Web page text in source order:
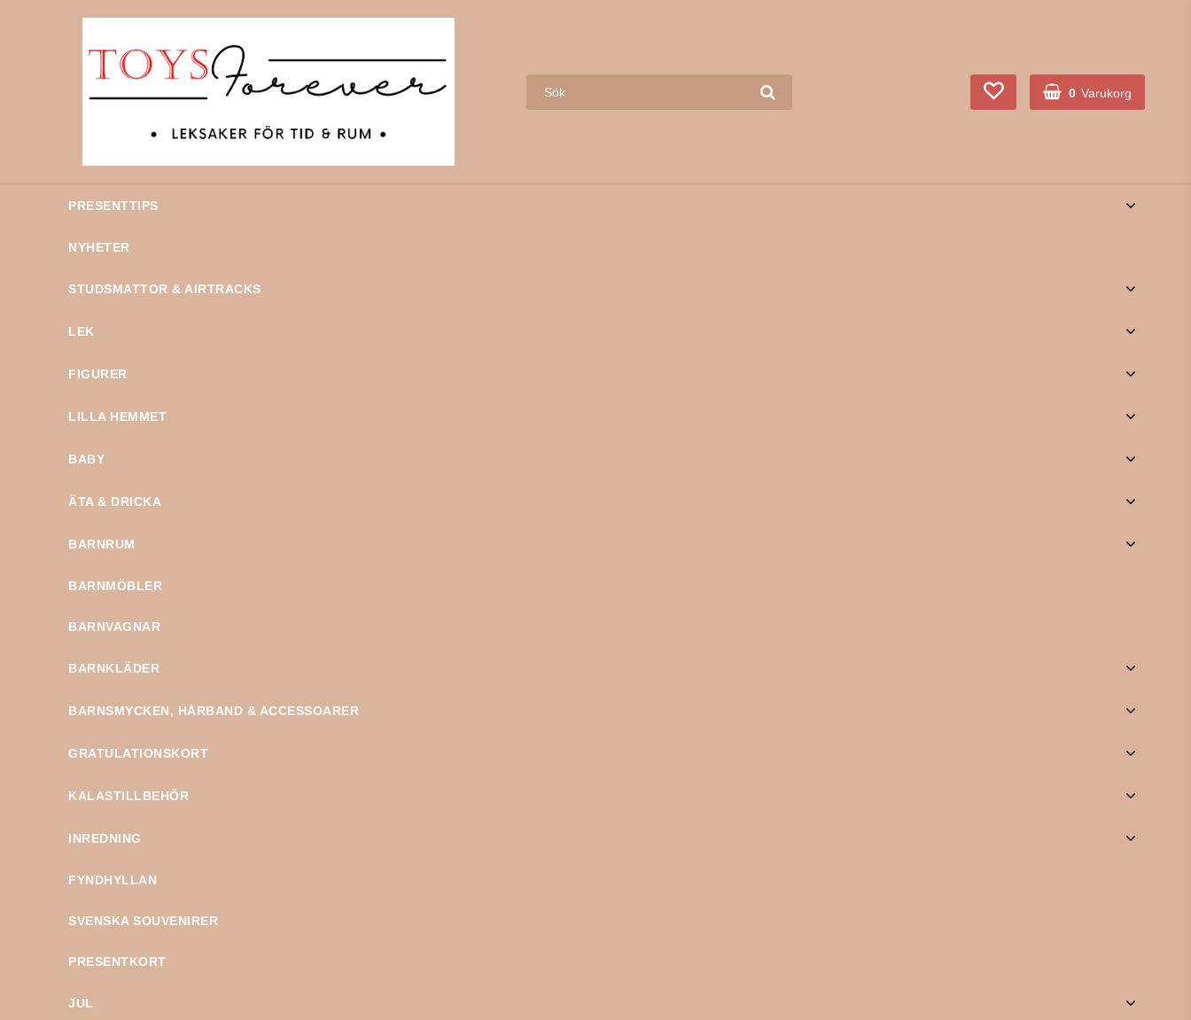
0 Varukorg
PRESENTTIPS
NYHETER
STUDSMATTOR & AIRTRACKS
LEK
FIGURER
LILLA HEMMET
BABY
ÄTA & DRICKA
BARNRUM
BARNMÖBLER
BARNVAGNAR
BARNKLÄDER
BARNSMYCKEN, HÅRBAND & ACCESSOARER
GRATULATIONSKORT
KALASTILLBEHÖR
INREDNING
FYNDHYLLAN
SVENSKA SOUVENIRER
PRESENTKORT
JUL